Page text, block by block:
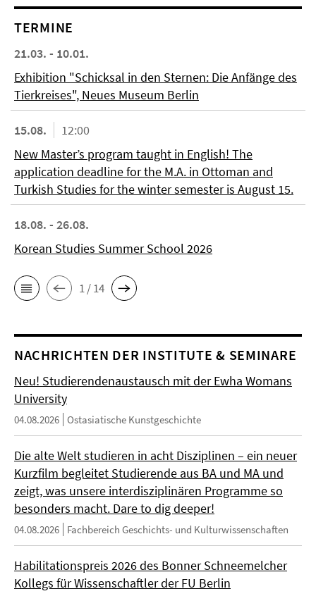
TERMINE
21.03. - 10.01.
Exhibition "Schicksal in den Sternen: Die Anfänge des
Tierkreises", Neues Museum Berlin
15.08.
12:00
New Master’s program taught in English! The
application deadline for the M.A. in Ottoman and
Turkish Studies for the winter semester is August 15.
18.08. - 26.08.
Korean Studies Summer School 2026
1 / 14
NACHRICHTEN DER INSTITUTE & SEMINARE
Neu! Studierendenaustausch mit der Ewha Womans
University
04.08.2026 Ostasiatische Kunstgeschichte
Die alte Welt studieren in acht Disziplinen – ein neuer
Kurzfilm begleitet Studierende aus BA und MA und
zeigt, was unsere interdisziplinären Programme so
besonders macht. Dare to dig deeper!
04.08.2026 Fachbereich Geschichts- und Kulturwissenschaften
Habilitationspreis 2026 des Bonner Schneemelcher
Kollegs für Wissenschaftler der FU Berlin